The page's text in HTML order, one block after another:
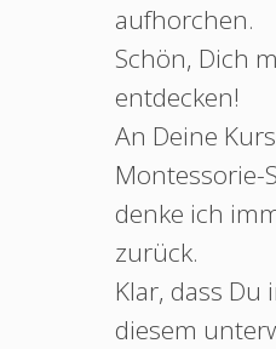
aufhorchen.
Schön, Dich
entdecken!
An Deine
Montessorie-
denke ich
zurück.
Klar, dass Du
diesem